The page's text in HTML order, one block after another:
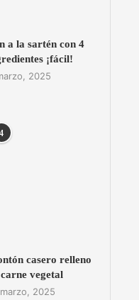
a la sartén con 4
¡fácil!
2025
4
casero relleno
vegetal
2025